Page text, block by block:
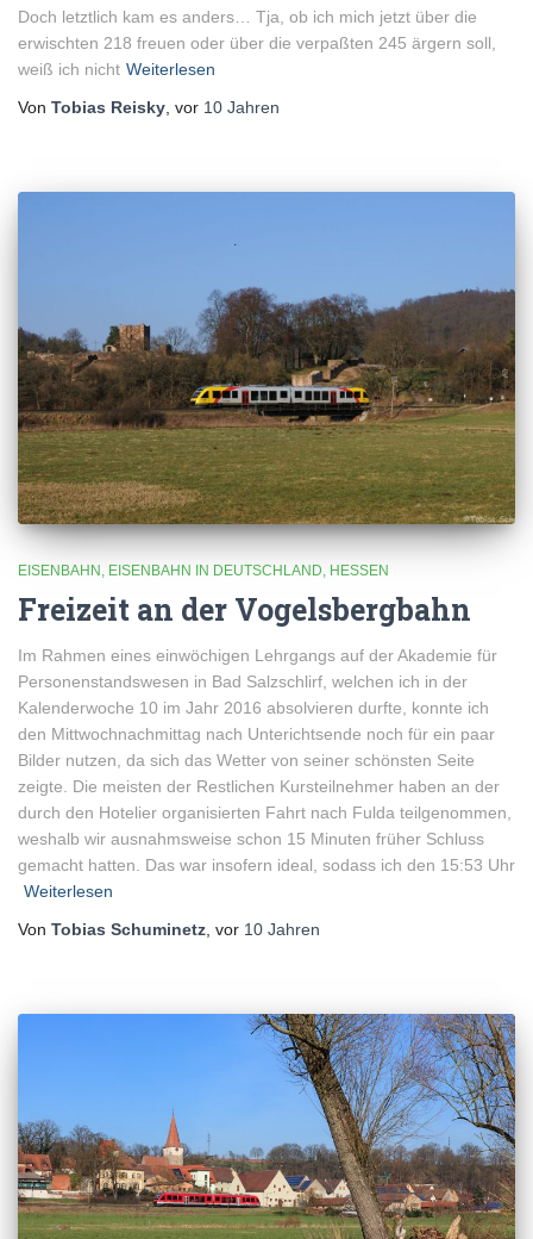
Doch letztlich kam es anders… Tja, ob ich mich jetzt über die
erwischten 218 freuen oder über die verpaßten 245 ärgern soll,
weiß ich nicht Weiterlesen
Von Tobias Reisky, vor 10 Jahren
EISENBAHN EISENBAHN IN DEUTSCHLAND HESSEN
Freizeit an der Vogelsbergbahn
Im Rahmen eines einwöchigen Lehrgangs auf der Akademie für
Personenstandswesen in Bad Salzschlirf, welchen ich in der
Kalenderwoche 10 im Jahr 2016 absolvieren durfte, konnte ich
den Mittwochnachmittag nach Unterichtsende noch für ein paar
Bilder nutzen, da sich das Wetter von seiner schönsten Seite
zeigte. Die meisten der Restlichen Kursteilnehmer haben an der
durch den Hotelier organisierten Fahrt nach Fulda teilgenommen,
weshalb wir ausnahmsweise schon 15 Minuten früher Schluss
gemacht hatten. Das war insofern ideal, sodass ich den 15:53 Uhr
Weiterlesen
Von Tobias Schuminetz , vor 10 Jahren